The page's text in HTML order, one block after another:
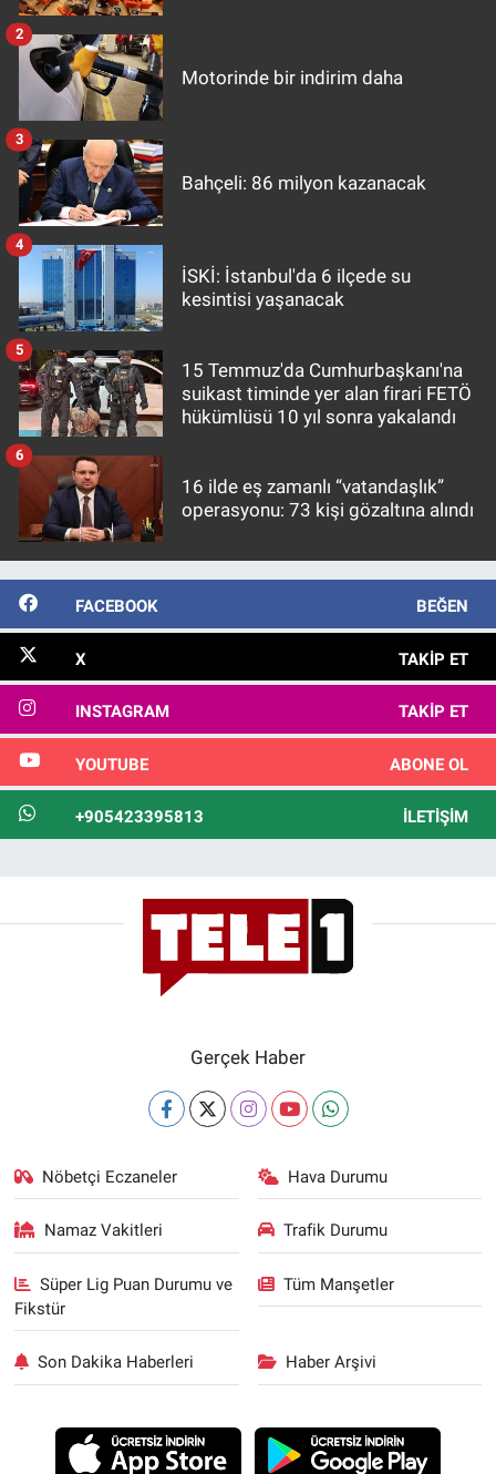
Motorinde bir indirim daha
2
Bahçeli: 86 milyon kazanacak
3
İSKİ: İstanbul'da 6 ilçede su
kesintisi yaşanacak
4
15 Temmuz'da Cumhurbaşkanı'na
suikast timinde yer alan firari FETÖ
hükümlüsü 10 yıl sonra yakalandı
5
16 ilde eş zamanlı “vatandaşlık”
operasyonu: 73 kişi gözaltına alındı
6
FACEBOOK BEĞEN
X TAKIP ET
INSTAGRAM TAKIP ET
YOUTUBE ABONE OL
+905423395813 İLETIŞIM
Gerçek Haber
Nöbetçi Eczaneler Hava Durumu
Namaz Vakitleri Trafik Durumu
Süper Lig Puan Durumu ve
Fikstür
Tüm Manşetler
Son Dakika Haberleri Haber Arşivi